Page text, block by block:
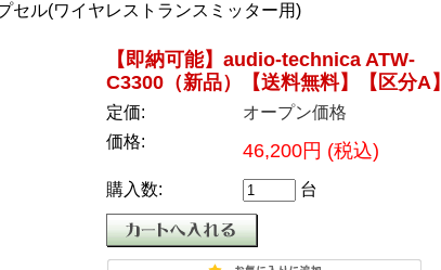
セル(ワイヤレストランスミッター用)
【即納可能】audio-technica ATW-
C3300（新品）【送料無料】【区分A】
定価:
オープン価格
価格:
46,200円 (税込)
購入数: 台